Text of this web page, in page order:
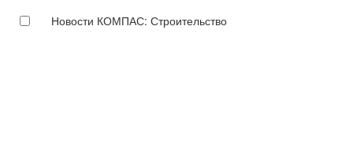
Новости КОМПАС: Строительство